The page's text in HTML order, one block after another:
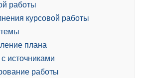
работы
курсовой работы
плана
источниками
работы